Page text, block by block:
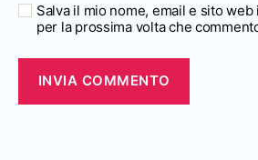
Salva il mio nome, email e sito
per la prossima volta che